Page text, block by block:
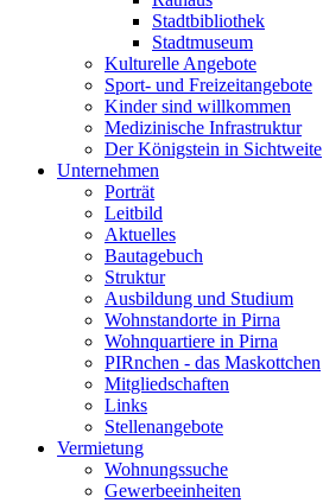
Stadtbibliothek
Stadtmuseum
Kulturelle Angebote
Sport- und Freizeitangebote
Kinder sind willkommen
Medizinische Infrastruktur
Der Königstein in Sichtweite
Unternehmen
Porträt
Leitbild
Aktuelles
Bautagebuch
Struktur
Ausbildung und Studium
Wohnstandorte in Pirna
Wohnquartiere in Pirna
PIRnchen - das Maskottchen
Mitgliedschaften
Links
Stellenangebote
Vermietung
Wohnungssuche
Gewerbeeinheiten